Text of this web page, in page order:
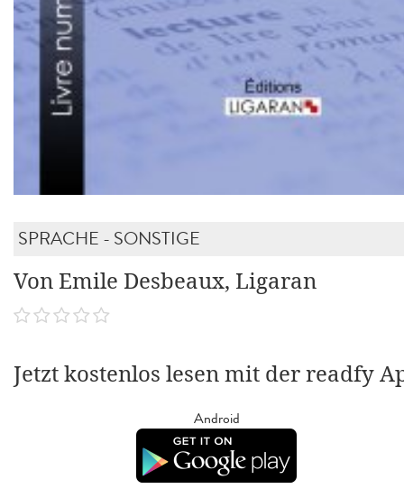
SPRACHE - SONSTIGE
Von Emile Desbeaux, Ligaran
Jetzt kostenlos lesen mit der readfy
Android